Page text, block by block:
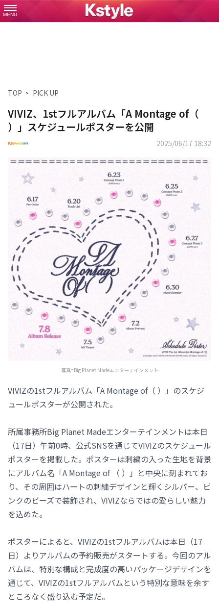
MENU
TOP PICK UP
VIVIZ、1stフルアルバム「A Montage of（
）」スケジュールポスターを公開
2025/06/17 18:32
写真=Big Planet Madeエンターテインメント
VIVIZの1stフルアルバム「A Montage of（ ）」のスケジ
ュールポスターが公開された。
所属事務所Big Planet Madeエンターテインメントは本日
（17日）午前0時、公式SNSを通じてVIVIZのスケジュール
ポスターを掲載した。ポスターは刺繍の入った生地を背景
にアルバム名「A Montage of （ ）」と中央に刻まれてお
り、その周囲はハートの刺繍デザインと輝くシルバー、ピ
ンクのビーズで装飾され、VIVIZならではの愛らしい魅力
を込めた。
ポスターによると、VIVIZの1stフルアルバムは本日（17
日）よりアルバムの予約販売がスタートする。今回のアル
バムは、特別な構成と完成度の高いパッケージデザインを
通じて、VIVIZの1stフルアルバムという特別な意味を余す
ところなく盛り込む予定だ。